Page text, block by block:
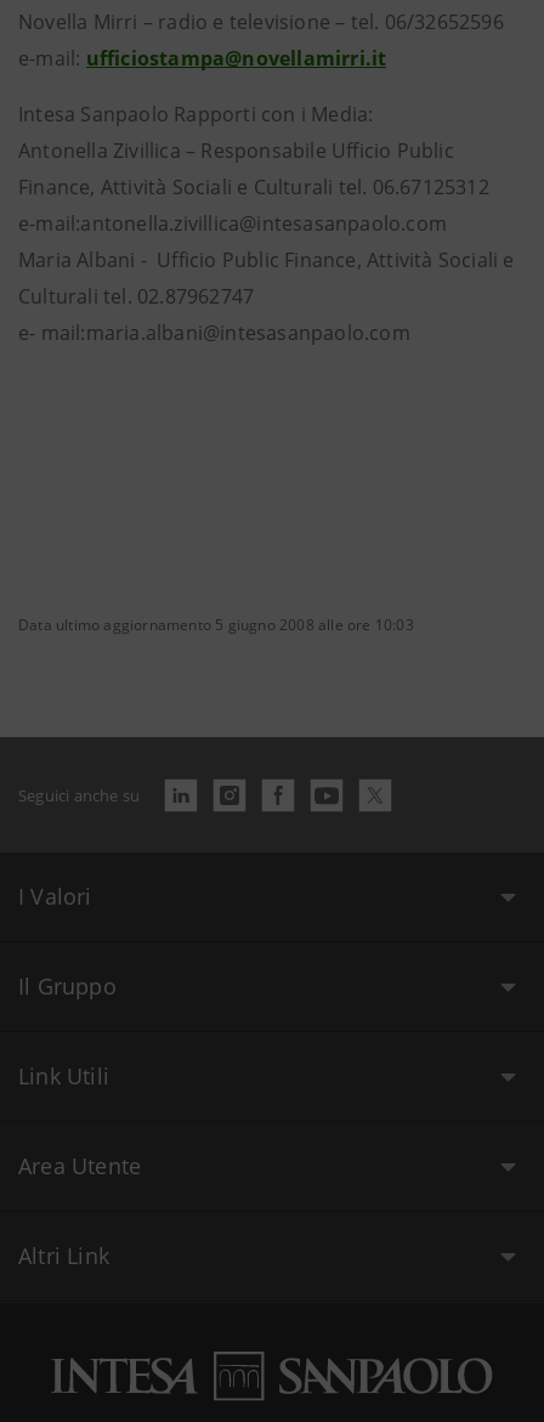
Novella Mirri – radio e televisione – tel. 06/32652596
e-mail: ufficiostampa@novellamirri.it
Intesa Sanpaolo Rapporti con i Media:
Antonella Zivillica – Responsabile Ufficio Public
Finance, Attività Sociali e Culturali tel. 06.67125312
e-mail:antonella.zivillica@intesasanpaolo.com
Maria Albani - Ufficio Public Finance, Attività Sociali e
Culturali tel. 02.87962747
e- mail:maria.albani@intesasanpaolo.com
Data ultimo aggiornamento 5 giugno 2008 alle ore 10:03
Seguici anche su
I Valori
Il Gruppo
Link Utili
Area Utente
Altri Link